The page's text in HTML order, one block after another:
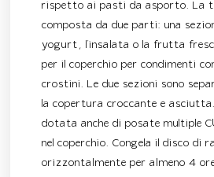
rispetto ai pasti da asporto. La
composta da due parti: una
yogurt, l’insalata o la frutta
per il coperchio per condimenti
crostini. Le due sezioni sono
la copertura croccante e
dotata anche di posate multiple
nel coperchio. Congela il disco di
orizzontalmente per almeno 4